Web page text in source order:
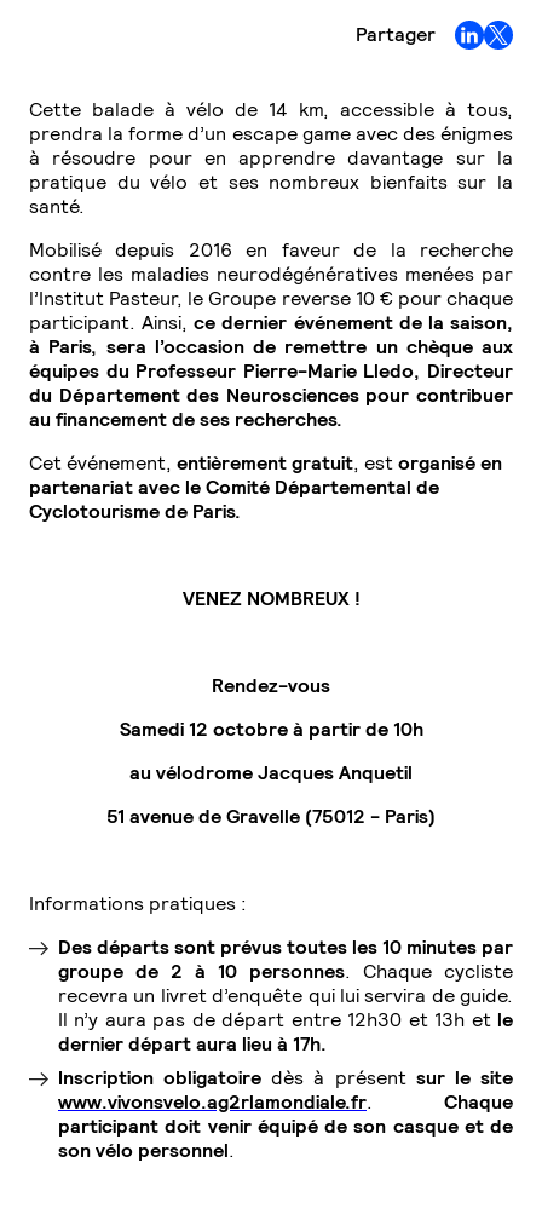
Partager
Cette balade à vélo de 14 km, accessible à tous,
prendra la forme d’un escape game avec des énigmes
à résoudre pour en apprendre davantage sur la
pratique du vélo et ses nombreux bienfaits sur la
santé.
Mobilisé depuis 2016 en faveur de la recherche
contre les maladies neurodégénératives menées par
l’Institut Pasteur, le Groupe reverse 10 € pour chaque
participant. Ainsi, ce dernier événement de la saison,
à Paris, sera l’occasion de remettre un chèque aux
équipes du Professeur Pierre-Marie Lledo, Directeur
du Département des Neurosciences pour contribuer
au financement de ses recherches.
Cet événement, entièrement gratuit, estorganisé en
partenariat avec le Comité Départemental de
Cyclotourisme de Paris.
VENEZ NOMBREUX !
Rendez-vous
Samedi 12 octobre à partir de 10h
au vélodrome Jacques Anquetil
51 avenue de Gravelle (75012 - Paris)
Informations pratiques :
Des départs sont prévus toutes les 10 minutes par
groupe de 2 à 10 personnes. Chaque cycliste
recevra un livret d’enquête qui lui servira de guide.
Il n’y aura pas de départ entre 12h30 et 13h et le
dernier départ aura lieu à 17h.
Inscription obligatoire dès à présent sur le site
www.vivonsvelo.ag2rlamondiale.fr. Chaque
participant doit venir équipé de son casque et de
son vélo personnel.